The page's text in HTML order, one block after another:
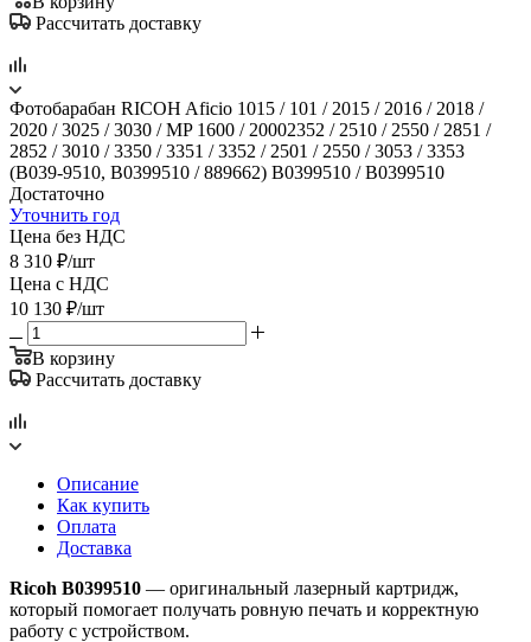
Рассчитать доставку
Фотобарабан RICOH Aficio 1015 / 101 / 2015 / 2016 / 2018 /
2020 / 3025 / 3030 / MP 1600 / 20002352 / 2510 / 2550 / 2851 /
2852 / 3010 / 3350 / 3351 / 3352 / 2501 / 2550 / 3053 / 3353
(B039-9510, B0399510 / 889662) B0399510 / B0399510
Достаточно
Уточнить год
Цена без НДС
8 310 ₽/шт
Цена с НДС
10 130 ₽/шт
В корзину
Рассчитать доставку
Описание
Как купить
Оплата
Доставка
Ricoh B0399510 — оригинальный лазерный картридж,
который помогает получать ровную печать и корректную
работу с устройством.